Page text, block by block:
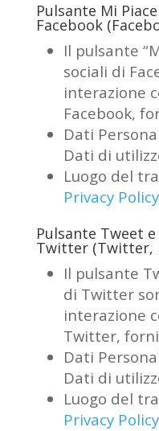
Pulsante Mi
Facebook
Il pulsante
sociali di
interazione
Facebook,
Dati
Dati di
Luogo del
Privacy Policy
Pulsante Tweet
Twitter (Twitter,
Il pulsante
di Twitter
interazione
Twitter,
Dati
Dati di
Luogo del
Privacy Policy